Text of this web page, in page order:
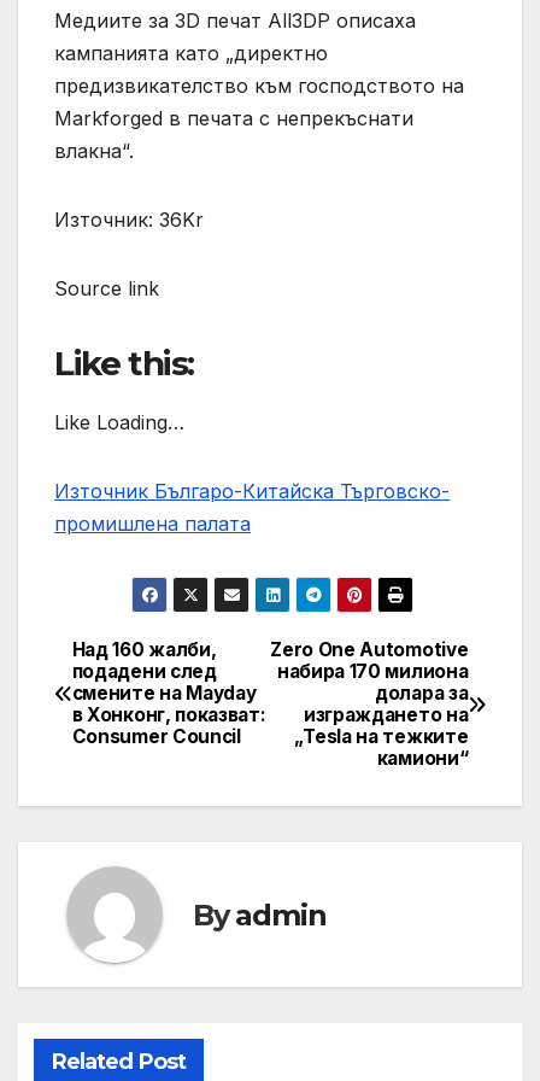
Медиите за 3D печат All3DP описаха
кампанията като „директно
предизвикателство към господството на
Markforged в печата с непрекъснати
влакна“.
Източник: 36Kr
Source link
Like this:
Like Loading…
Източник Българо-Китайска Търговско-
промишлена палaта
Навигация
Zero One Automotive
набира 170 милиона
долара за
изграждането на
„Tesla на тежките
камиони“
Над 160 жалби,
подадени след
смените на Mayday
в Хонконг, показват:
Consumer Council
Byadmin
Related Post